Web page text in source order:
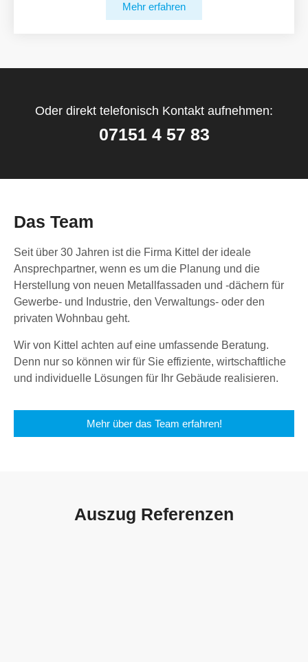
Mehr erfahren
Oder direkt telefonisch Kontakt aufnehmen:
07151 4 57 83
Das Team
Seit über 30 Jahren ist die Firma Kittel der ideale
Ansprechpartner, wenn es um die Planung und die
Herstellung von neuen Metallfassaden und -dächern für
Gewerbe- und Industrie, den Verwaltungs- oder den
privaten Wohnbau geht.
Wir von Kittel achten auf eine umfassende Beratung.
Denn nur so können wir für Sie effiziente, wirtschaftliche
und individuelle Lösungen für Ihr Gebäude realisieren.
Mehr über das Team erfahren!
Auszug Referenzen